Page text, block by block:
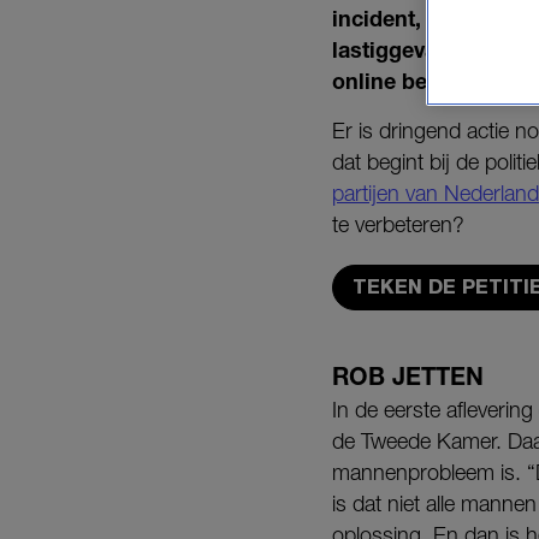
incident, laten ook
lastiggevallen op
online bedreigd.
Er is dringend actie
dat begint bij de
partijen van Nederland
te verbeteren?
TEKEN DE
ROB JETTEN
In de eerste
de Tweede Kamer.
mannenprobleem is.
is dat niet alle